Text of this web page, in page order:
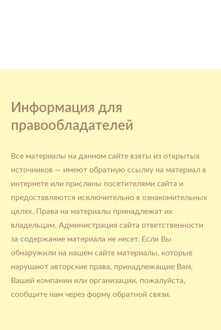
Информация для
правообладателей
Все материалы на данном сайте взяты из открытых
источников — имеют обратную ссылку на материал в
интернете или присланы посетителями сайта и
предоставляются исключительно в ознакомительных
целях. Права на материалы принадлежат их
владельцам. Администрация сайта ответственности
за содержание материала не несет. Если Вы
обнаружили на нашем сайте материалы, которые
нарушают авторские права, принадлежащие Вам,
Вашей компании или организации, пожалуйста,
сообщите нам через форму обратной связи.